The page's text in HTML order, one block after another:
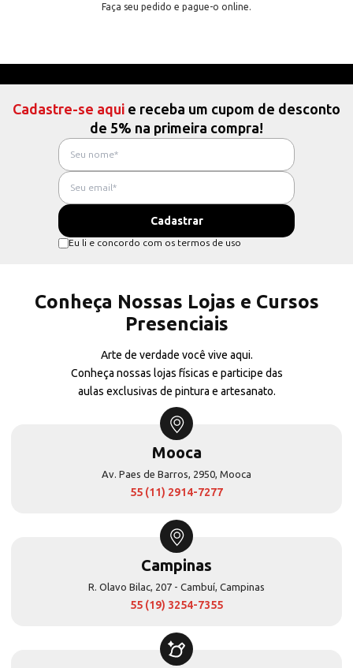
Faça seu pedido e pague-o online.
Cadastre-se aqui e receba um cupom de desconto
de 5% na primeira compra!
Eu li e concordo com os termos de uso
Conheça Nossas Lojas e Cursos
Presenciais
Arte de verdade você vive aqui.
Conheça nossas lojas físicas e participe das
aulas exclusivas de pintura e artesanato.
Mooca
Av. Paes de Barros, 2950, Mooca
55 (11) 2914-7277
Campinas
R. Olavo Bilac, 207 - Cambuí, Campinas
55 (19) 3254-7355